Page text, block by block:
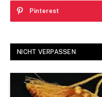
Pinterest
NICHT VERPASSEN